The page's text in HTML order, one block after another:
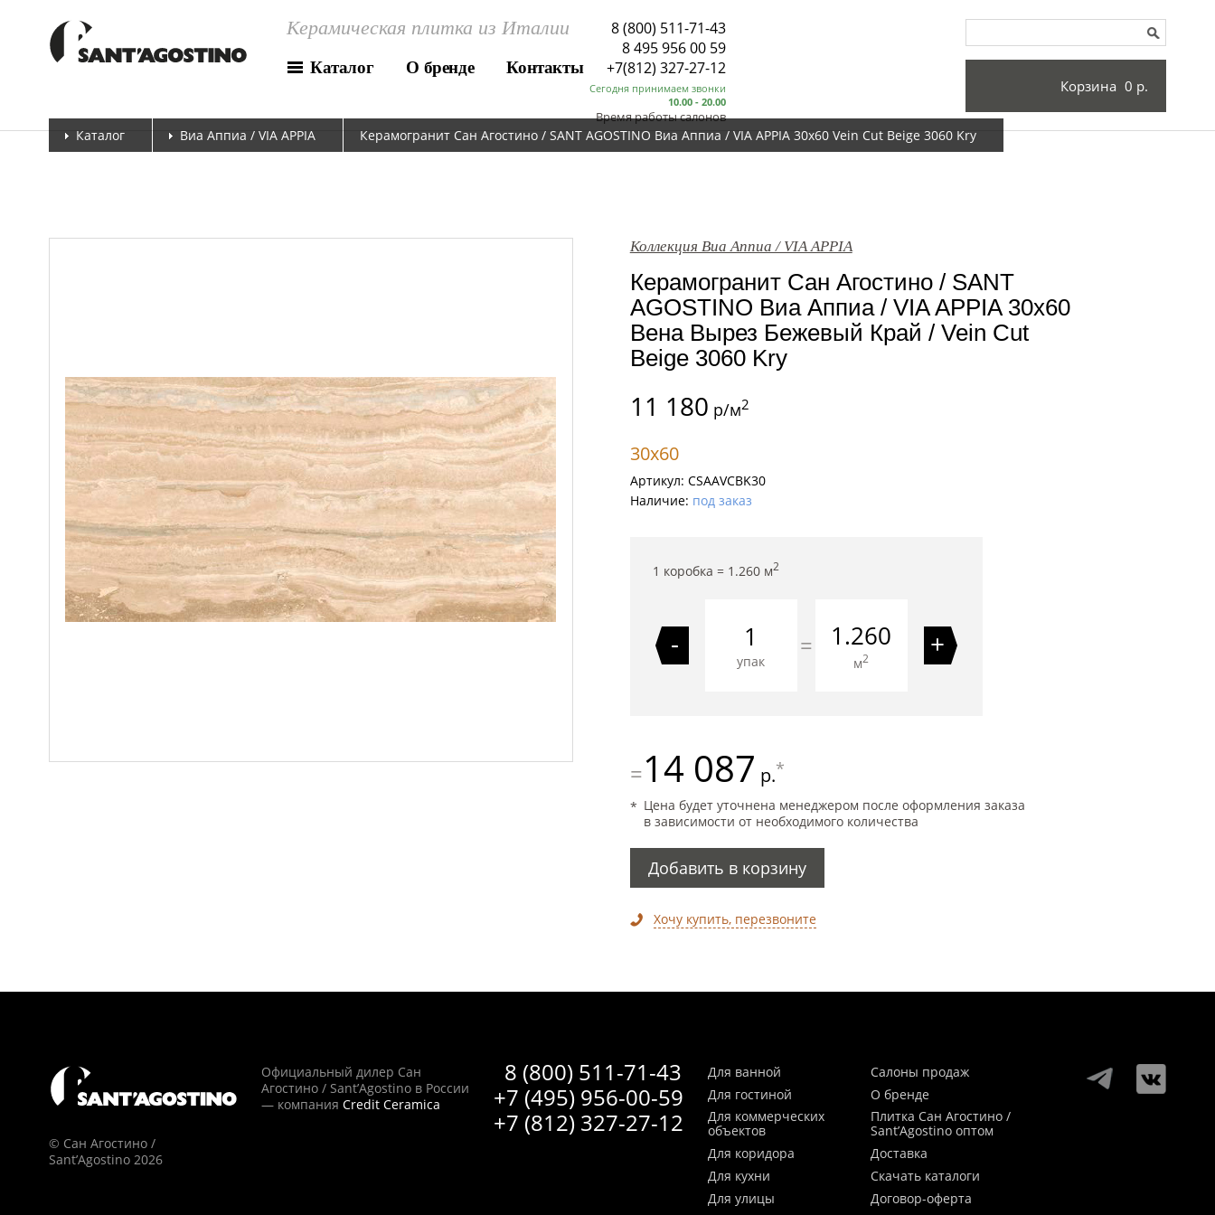
Керамическая плитка из Италии
Каталог О бренде Контакты
8 (800) 511-71-43
8 495 956 00 59
Сегодня принимаем звонки
10.00 - 20.00
Время работы салонов
+7(812) 327-27-12
Корзина 0 р.
Каталог Виа Аппиа / VIA APPIA Керамогранит Сан Агостино / SANT AGOSTINO Виа Аппиа / VIA APPIA 30x60 Vein Cut Beige 3060 Kry
Коллекция Виа Аппиа / VIA APPIA
Керамогранит Сан Агостино / SANT
AGOSTINO Виа Аппиа / VIA APPIA 30x60
Вена Вырез Бежевый Край / Vein Cut
Beige 3060 Kry
11 180 р/м2
30x60
Артикул: CSAAVCBK30
Наличие: под заказ
1 коробка = 1.260м2
-
упак
= 1.260
м2 +
=14 087 р.*
Цена будет уточнена менеджером после оформления заказа
в зависимости от необходимого количества
Добавить в корзину
Хочу купить, перезвоните
© Сан Агостино /
Sant’Agostino 2026
8 (800) 511-71-43
+7 (495) 956-00-59
+7 (812) 327-27-12
Официальный дилер Сан
Агостино / Sant’Agostino в России
— компания Credit Ceramica
Для ванной
Для гостиной
Для коммерческих
объектов
Для коридора
Для кухни
Для улицы
Салоны продаж
О бренде
Плитка Сан Агостино /
Sant’Agostino оптом
Доставка
Скачать каталоги
Договор-оферта